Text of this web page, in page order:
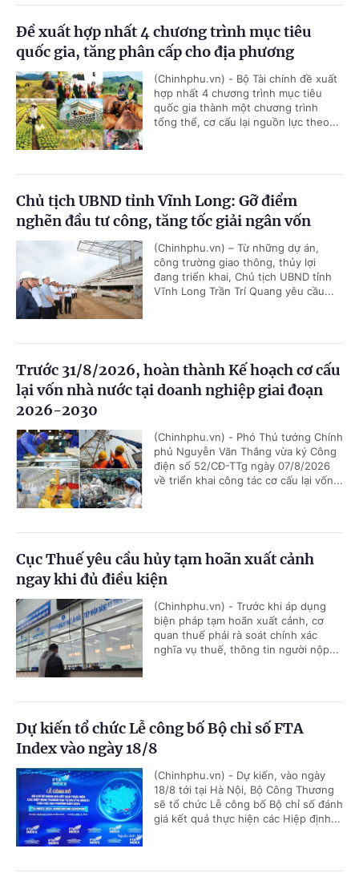
Đề xuất hợp nhất 4 chương trình mục tiêu
quốc gia, tăng phân cấp cho địa phương
(Chinhphu.vn) - Bộ Tài chính đề xuất
hợp nhất 4 chương trình mục tiêu
quốc gia thành một chương trình
tổng thể, cơ cấu lại nguồn lực theo...
Chủ tịch UBND tỉnh Vĩnh Long: Gỡ điểm
nghẽn đầu tư công, tăng tốc giải ngân vốn
(Chinhphu.vn) – Từ những dự án,
công trường giao thông, thủy lợi
đang triển khai, Chủ tịch UBND tỉnh
Vĩnh Long Trần Trí Quang yêu cầu...
Trước 31/8/2026, hoàn thành Kế hoạch cơ cấu
lại vốn nhà nước tại doanh nghiệp giai đoạn
2026-2030
(Chinhphu.vn) - Phó Thủ tướng Chính
phủ Nguyễn Văn Thắng vừa ký Công
điện số 52/CĐ-TTg ngày 07/8/2026
về triển khai công tác cơ cấu lại vốn...
Cục Thuế yêu cầu hủy tạm hoãn xuất cảnh
ngay khi đủ điều kiện
(Chinhphu.vn) - Trước khi áp dụng
biện pháp tạm hoãn xuất cảnh, cơ
quan thuế phải rà soát chính xác
nghĩa vụ thuế, thông tin người nộp...
Dự kiến tổ chức Lễ công bố Bộ chỉ số FTA
Index vào ngày 18/8
(Chinhphu.vn) - Dự kiến, vào ngày
18/8 tới tại Hà Nội, Bộ Công Thương
sẽ tổ chức Lễ công bố Bộ chỉ số đánh
giá kết quả thực hiện các Hiệp định...